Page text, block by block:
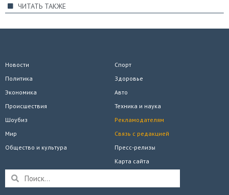
ЧИТАТЬ ТАКЖЕ
Новости
Политика
Экономика
Происшествия
Спорт
Здоровье
Авто
Техника и наука
Шоубиз
Мир
Общество и культура
Рекламодателям
Связь с редакцией
Пресс-релизы
Карта сайта